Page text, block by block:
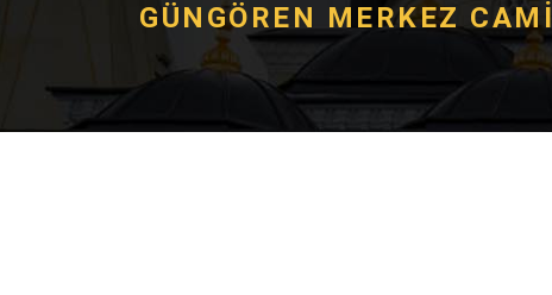
GÜNGÖREN MERKEZ CAMI